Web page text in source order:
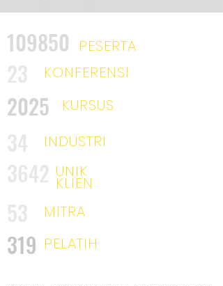
109850 PESERTA
KONFERENSI
2025 KURSUS
INDUSTRI
UNIK
KLIEN
MITRA
319 PELATIH